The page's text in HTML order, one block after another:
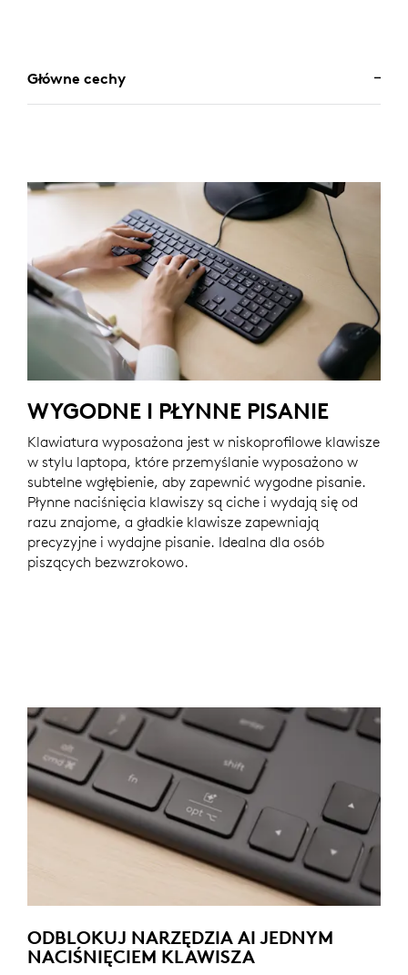
Główne cechy
WYGODNE I PŁYNNE PISANIE
Klawiatura wyposażona jest w niskoprofilowe klawisze
w stylu laptopa, które przemyślanie wyposażono w
subtelne wgłębienie, aby zapewnić wygodne pisanie.
Płynne naciśnięcia klawiszy są ciche i wydają się od
razu znajome, a gładkie klawisze zapewniają
precyzyjne i wydajne pisanie. Idealna dla osób
piszących bezwzrokowo.
ODBLOKUJ NARZĘDZIA AI JEDNYM
NACIŚNIĘCIEM KLAWISZA